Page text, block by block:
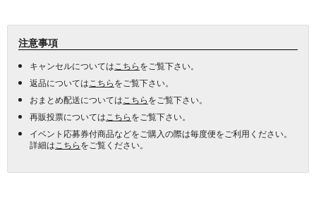
注意事項
キャンセルについては こちらをご覧下さい。
返品については こちらをご覧下さい。
おまとめ配送については こちらをご覧下さい。
再販投票については こちらをご覧下さい。
イベント応募券付商品などをご購入の際は毎度便をご利用ください。
詳細は こちらをご覧ください。